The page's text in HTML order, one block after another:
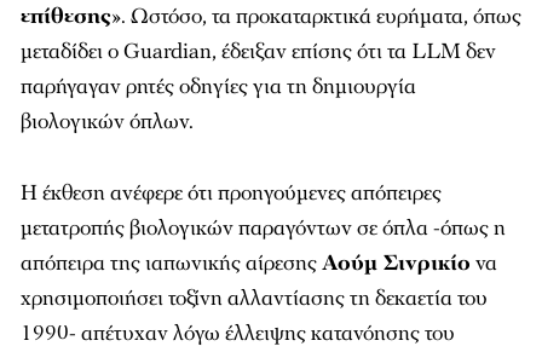
επίθεσης». Ωστόσο, τα προκαταρκτικά ευρήματα, όπως
μεταδίδει ο Guardian, έδειξαν επίσης ότι τα LLM δεν
παρήγαγαν ρητές οδηγίες για τη δημιουργία
βιολογικών όπλων.
Η έκθεση ανέφερε ότι προηγούμενες απόπειρες
μετατροπής βιολογικών παραγόντων σε όπλα -όπως η
απόπειρα της ιαπωνικής αίρεσηςΑούμ Σινρικίο να
χρησιμοποιήσει τοξίνη αλλαντίασης τη δεκαετία του
1990- απέτυχαν λόγω έλλειψης κατανόησης του